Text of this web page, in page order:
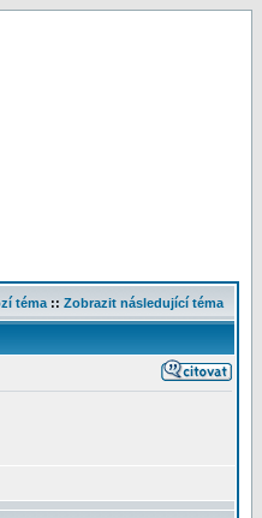
téma :: Zobrazit následující téma